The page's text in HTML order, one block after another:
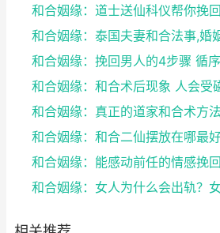
和合姻缘：挽回男人的4步骤 循
和合姻缘：真正的道家和合术方法
和合姻缘：和合二仙摆放在哪最
和合姻缘：能感动前任的情感挽